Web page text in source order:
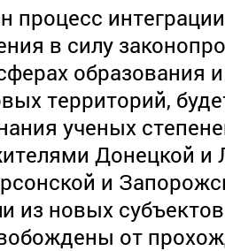
процесс
в силу
образования
территорий,
ученых
Донецкой и
и
из новых
от